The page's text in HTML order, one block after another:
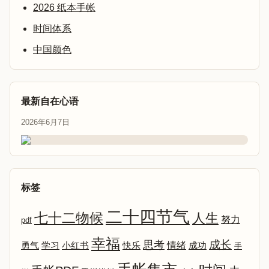
2026 纸本手帐
时间体系
中国颜色
最新自在心语
2026年6月7日
标签
pdf 七十二物候二十四节气 人生 努力
勇气 学习 小红书 幸福 快乐 思考 情绪 成功 成长 手